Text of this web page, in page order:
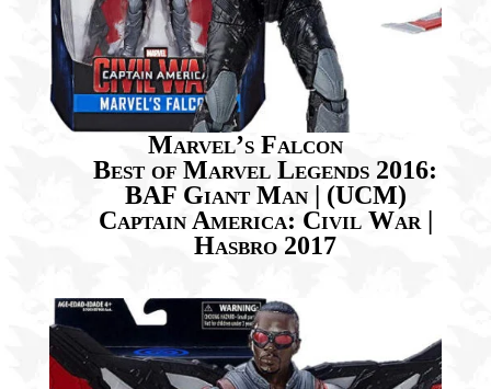
Marvel’s Falcon
Best of Marvel Legends 2016:
BAF Giant Man | (UCM)
Captain America: Civil War |
Hasbro 2017